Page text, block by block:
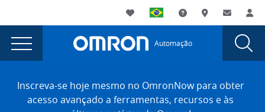
currently
viewing
the
Utility
Navigation
My List SuporteOnde comprar
Contato
Main
Navigation
Automação
The
best
FooterInscreva-se hoje mesmo no OmronNow para obter
acesso avançado a ferramentas, recursos e às